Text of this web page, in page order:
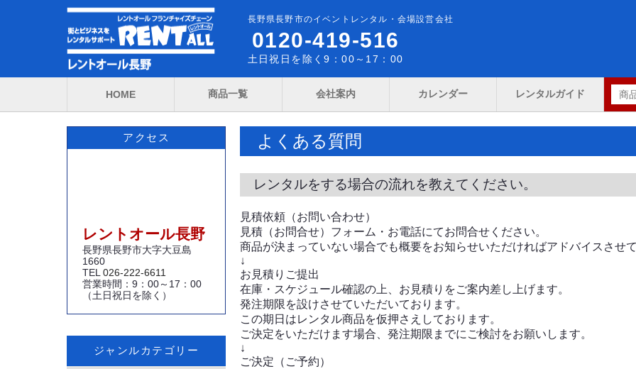
長野県長野市のイベントレンタル・会場設営会社
0120-419-516
土日祝日を除く9：00～17：00
HOME 商品一覧 会社案内 カレンダー レンタルガイド
アクセス
レントオール長野
長野県長野市大字大豆島
1660
TEL 026-222-6611
営業時間：9：00～17：00
（土日祝日を除く）
ジャンルカテゴリー
よくある質問
レンタルをする場合の流れを教えてください。
見積依頼（お問い合わせ）
見積（お問合せ）フォーム・お電話にてお問合せください。
商品が決まっていない場合でも概要をお知らせいただければアドバイスさせ
↓
お見積りご提出
在庫・スケジュール確認の上、お見積りをご案内差し上げます。
発注期限を設けさせていただいております。
この期日はレンタル商品を仮押さえしております。
ご決定をいただけます場合、発注期限までにご検討をお願いします。
↓
ご決定（ご予約）